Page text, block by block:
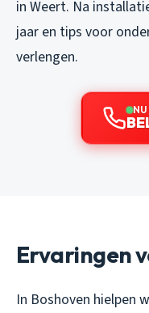
in Weert. Na
jaar en tips voor
verlengen.
Ervaringen
In Boshoven hielpen